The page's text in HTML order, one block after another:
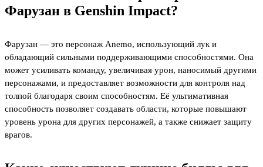
Фарузан в Genshin Impact?
Фарузан — это персонаж Anemo, использующий лук и
обладающий сильными поддерживающими способностями. Она
может усиливать команду, увеличивая урон, наносимый другими
персонажами, и предоставляет возможности для контроля над
толпой благодаря своим способностям. Её ультимативная
способность позволяет создавать области, которые повышают
уровень урона для других персонажей, а также снижает защиту
врагов.